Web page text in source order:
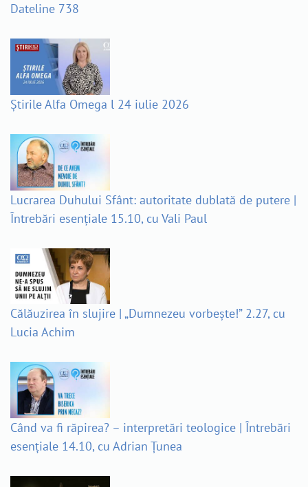
Dateline 738
Știrile Alfa Omega l 24 iulie 2026
Lucrarea Duhului Sfânt: autoritate dublată de putere |
Întrebări esențiale 15.10, cu Vali Paul
Călăuzirea în slujire | „Dumnezeu vorbește!” 2.27, cu
Lucia Achim
Când va fi răpirea? – interpretări teologice | Întrebări
esențiale 14.10, cu Adrian Țunea